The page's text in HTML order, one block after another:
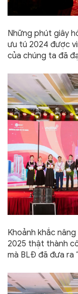
Những phút giây
ưu tú 2024 được
của chúng ta đã
Khoảnh khắc
2025 thật thành
mà BLĐ đã đưa ra